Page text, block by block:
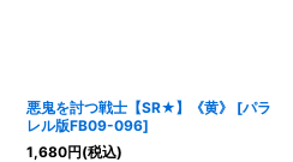
悪鬼を討つ戦士【SR★】《黄》 [パラ
レル版FB09-096]
1,680円(税込)